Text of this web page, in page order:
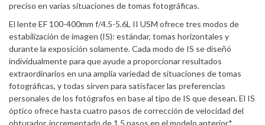
preciso en varias situaciones de tomas fotográficas.
El lente EF 100-400mm f/4.5-5.6L II USM ofrece tres modos de
estabilización de imagen (IS): estándar, tomas horizontales y
durante la exposición solamente. Cada modo de IS se diseñó
individualmente para que ayude a proporcionar resultados
extraordinarios en una amplia variedad de situaciones de tomas
fotográficas, y todas sirven para satisfacer las preferencias
personales de los fotógrafos en base al tipo de IS que desean. El IS
óptico ofrece hasta cuatro pasos de corrección de velocidad del
obturador, incrementado de 1.5 pasos en el modelo anterior.*